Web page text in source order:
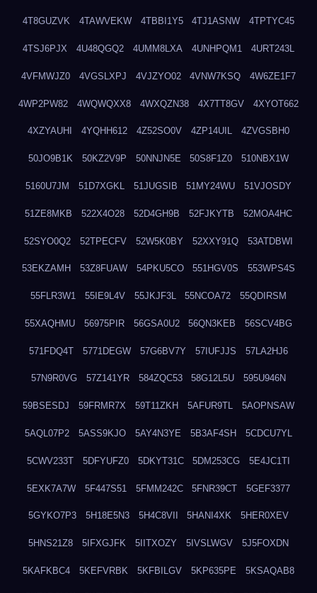
4T8GUZVK 4TAWVEKW 4TBBI1Y5 4TJ1ASNW 4TPTYC45
4TSJ6PJX 4U48QGQ2 4UMM8LXA 4UNHPQM1 4URT243L
4VFMWJZ0 4VGSLXPJ 4VJZYO02 4VNW7KSQ 4W6ZE1F7
4WP2PW82 4WQWQXX8 4WXQZN38 4X7TT8GV 4XYOT662
4XZYAUHI 4YQHH612 4Z52SO0V 4ZP14UIL 4ZVGSBH0
50JO9B1K 50KZ2V9P 50NNJN5E 50S8F1Z0 510NBX1W
5160U7JM 51D7XGKL 51JUGSIB 51MY24WU 51VJOSDY
51ZE8MKB 522X4O28 52D4GH9B 52FJKYTB 52MOA4HC
52SYO0Q2 52TPECFV 52W5K0BY 52XXY91Q 53ATDBWI
53EKZAMH 53Z8FUAW 54PKU5CO 551HGV0S 553WPS4S
55FLR3W1 55IE9L4V 55JKJF3L 55NCOA72 55QDIRSM
55XAQHMU 56975PIR 56GSA0U2 56QN3KEB 56SCV4BG
571FDQ4T 5771DEGW 57G6BV7Y 57IUFJJS 57LA2HJ6
57N9R0VG 57Z141YR 584ZQC53 58G12L5U 595U946N
59BSESDJ 59FRMR7X 59T11ZKH 5AFUR9TL 5AOPNSAW
5AQL07P2 5ASS9KJO 5AY4N3YE 5B3AF4SH 5CDCU7YL
5CWV233T 5DFYUFZ0 5DKYT31C 5DM253CG 5E4JC1TI
5EXK7A7W 5F447S51 5FMM242C 5FNR39CT 5GEF3377
5GYKO7P3 5H18E5N3 5H4C8VII 5HANI4XK 5HER0XEV
5HNS21Z8 5IFXGJFK 5IITXOZY 5IVSLWGV 5J5FOXDN
5KAFKBC4 5KEFVRBK 5KFBILGV 5KP635PE 5KSAQAB8